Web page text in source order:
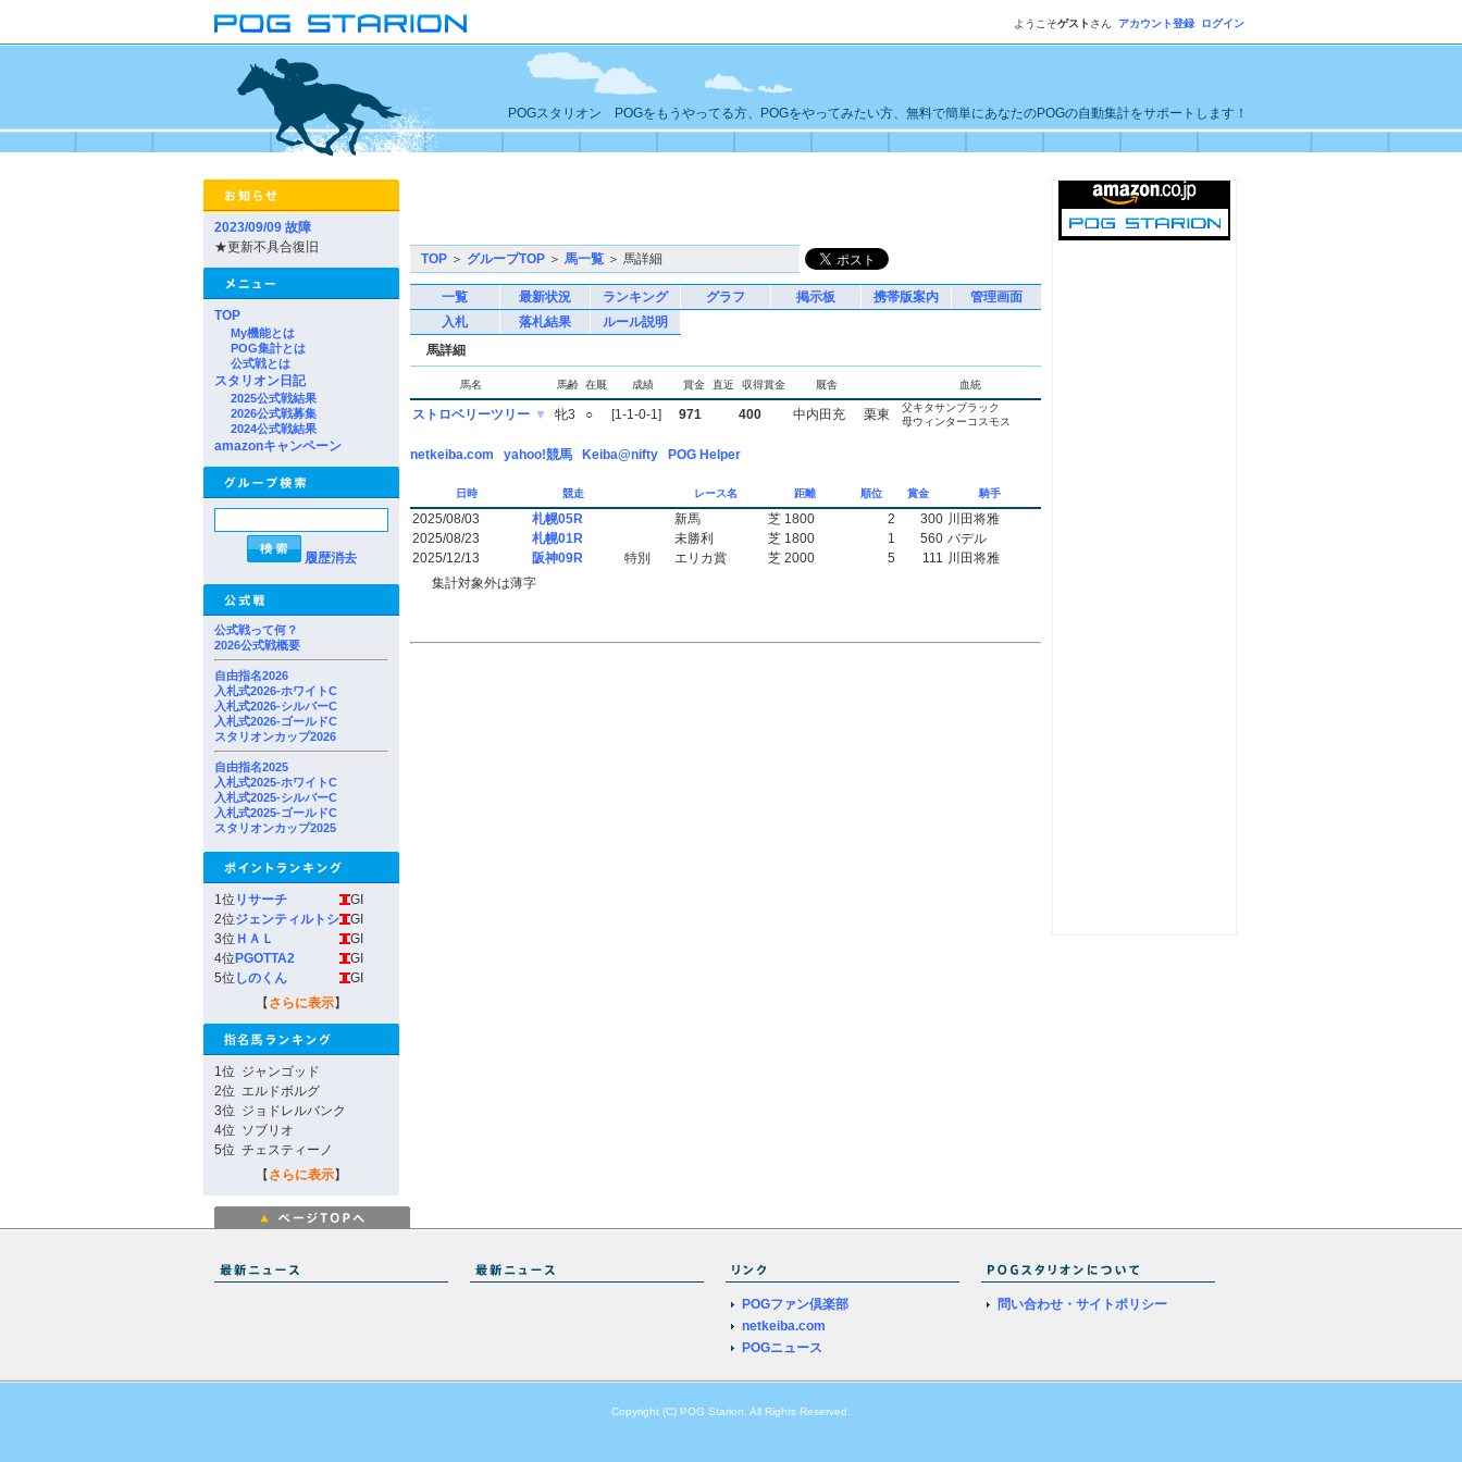
ようこそゲスト さん アカウント登録 ログイン
POGスタリオン POGをもうやってる方、POGをやってみたい方、無料で簡単にあなたのPOGの自動集計をサポートします！
2023/09/09 故障
★更新不具合復旧
TOP
My機能とは
POG集計とは
公式戦とは
スタリオン日記
2025公式戦結果
2026公式戦募集
2024公式戦結果
amazonキャンペーン
履歴消去
公式戦って何？
2026公式戦概要
自由指名2026
入札式2026-ホワイトC
入札式2026-シルバーC
入札式2026-ゴールドC
スタリオンカップ2026
自由指名2025
入札式2025-ホワイトC
入札式2025-シルバーC
入札式2025-ゴールドC
スタリオンカップ2025
1位 リサーチ
GI
2位ジェンティルトシ
GI
3位 ＨＡＬ
GI
4位 PGOTTA2
GI
5位 しのくん
GI
【 さらに表示】
1位 ジャンゴッド
2位 エルドボルグ
3位 ジョドレルバンク
4位 ソブリオ
5位 チェスティーノ
【 さらに表示】
TOP ＞ グループTOP ＞ 馬一覧 ＞ 馬詳細
一覧 最新状況 ランキング グラフ 掲示板 携帯版案内
管理画面
入札
落札結果
ルール説明
馬詳細
馬名 馬齢 在厩 成績 賞金 直近 収得賞金 厩舎 血統
ストロベリーツリー ▼ 牝3 ○ [1-1-0-1] 971 400 中内田充 栗東
父キタサンブラック
母ウィンターコスモス
netkeiba.com yahoo!競馬 Keiba@nifty POG Helper
日時 競走 レース名 距離 順位 賞金 騎手
2025/08/03 札幌05R 新馬 芝 1800 2 300 川田将雅
2025/08/23
札幌01R 未勝利 芝 1800 1 560 バデル
2025/12/13
阪神09R 特別 エリカ賞 芝 2000 5 111 川田将雅
集計対象外は薄字
POGファン倶楽部
netkeiba.com
POGニュース
問い合わせ・サイトポリシー
Copyright (C) POG Starion. All Rights Reserved.